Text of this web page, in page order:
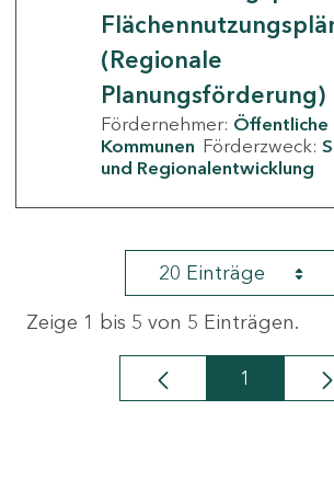
(Regionale
Planungsförderung)
Fördernehmer: Öffentliche
Kommunen Förderzweck:
und Regionalentwicklung
20 Einträge
Zeige 1 bis 5 von 5 Einträgen.
Seite
1